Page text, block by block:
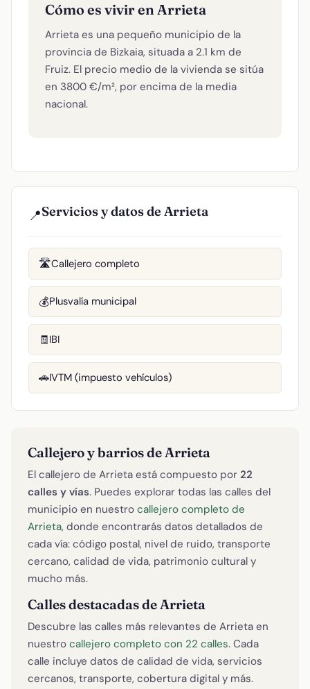
Cómo es vivir en Arrieta
Arrieta es una pequeño municipio de la
provincia de Bizkaia, situada a 2.1 km de
Fruiz. El precio medio de la vivienda se sitúa
en 3800 €/m², por encima de la media
nacional.
📍Servicios y datos de Arrieta
🛣️Callejero completo
💰Plusvalía municipal
🧾IBI
🚗IVTM (impuesto vehículos)
Callejero y barrios de Arrieta
El callejero de Arrieta está compuesto por 22
calles y vías. Puedes explorar todas las calles del
municipio en nuestro callejero completo de
Arrieta, donde encontrarás datos detallados de
cada vía: código postal, nivel de ruido, transporte
cercano, calidad de vida, patrimonio cultural y
mucho más.
Calles destacadas de Arrieta
Descubre las calles más relevantes de Arrieta en
nuestro callejero completo con 22 calles. Cada
calle incluye datos de calidad de vida, servicios
cercanos, transporte, cobertura digital y más.